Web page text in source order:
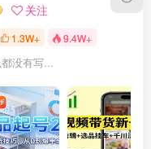
关注
1.3W+ 9.4W+
没有写...